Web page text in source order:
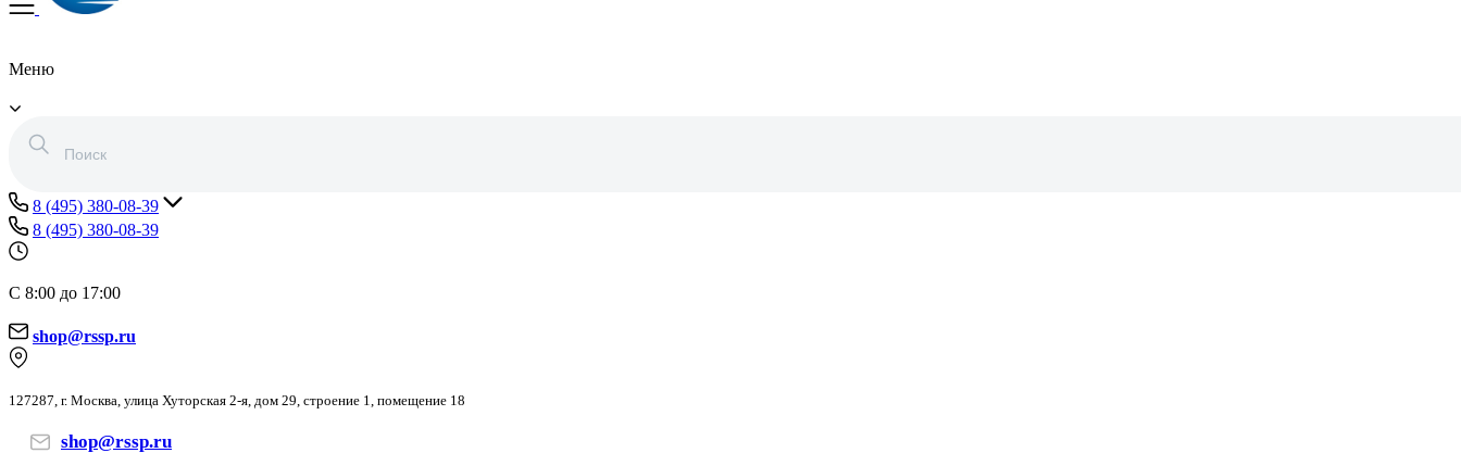
Меню
8 (495) 380-08-39
8 (495) 380-08-39
С 8:00 до 17:00
shop@rssp.ru
127287, г. Москва, улица Хуторская 2-я, дом 29, строение 1, помещение 18
shop@rssp.ru